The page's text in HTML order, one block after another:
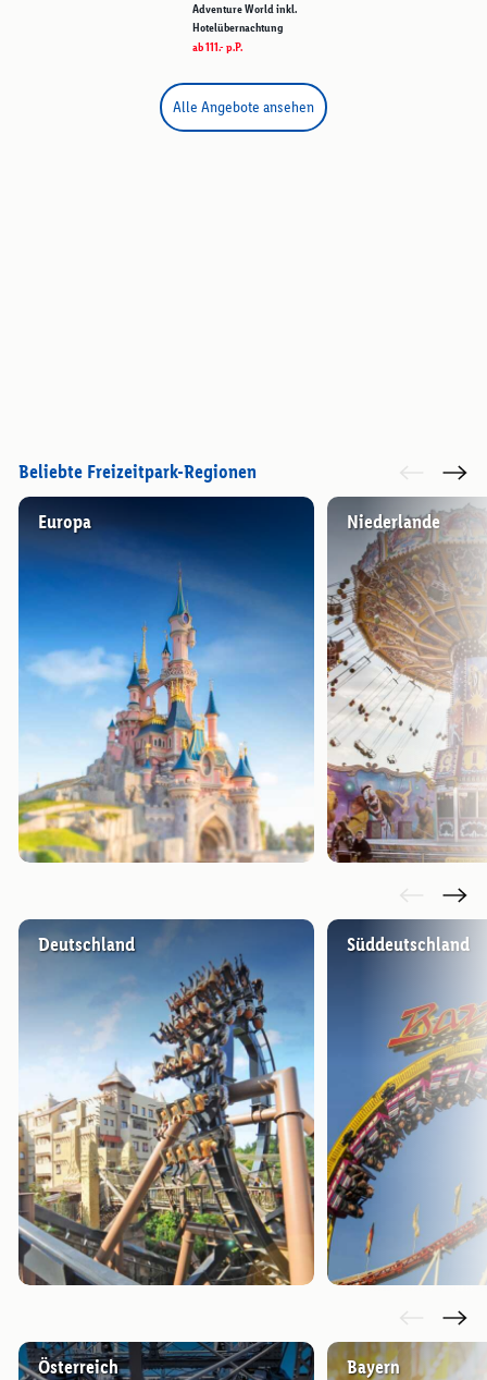
Adventure World inkl.
Hotelübernachtung
ab111.- p.P.
Alle Angebote ansehen
Beliebte Freizeitpark-Regionen
Europa Niederlande
Deutschland Süddeutschland
Österreich Bayern